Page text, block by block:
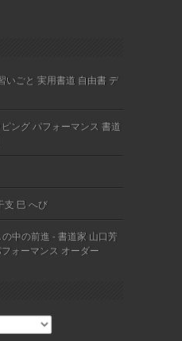
いごと 実用書道 自由書 デ
ング パフォーマンス 書道
支 巳 へび
の中の前進 - 書道家 山口芳
ォーマンス オーダー